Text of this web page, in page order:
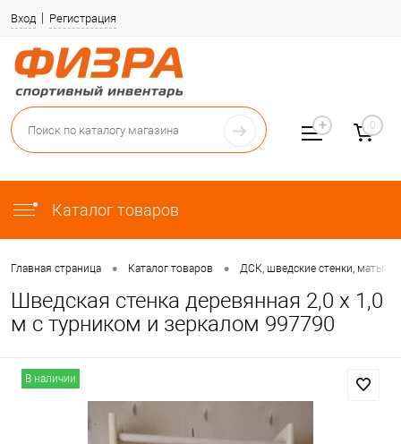
Вход Регистрация
Каталог товаров
0
Главная страница • Каталог товаров • ДСК, шведские стенки, маты
Шведская стенка деревянная 2,0 х 1,0
м с турником и зеркалом 997790
В наличии